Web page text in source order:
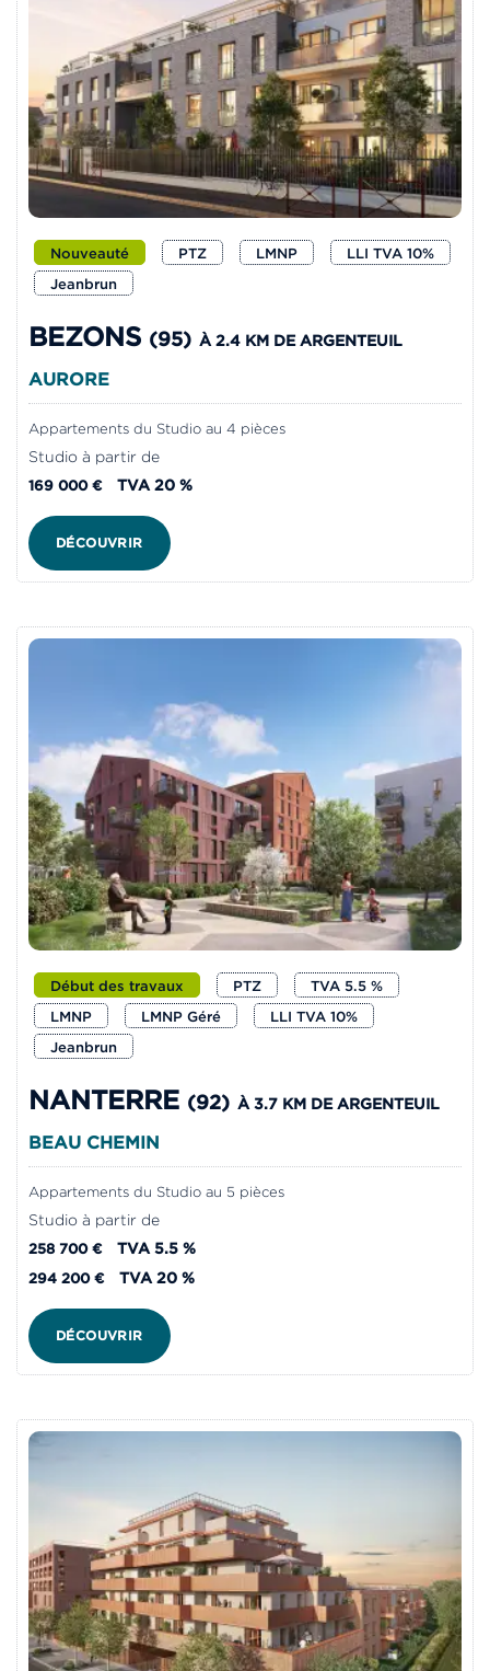
Nouveauté PTZ LMNP
LLI TVA 10%
Jeanbrun
BEZONS (95) À 2.4 KM DE ARGENTEUIL
AURORE
Appartements du Studio au 4 pièces
Studio à partir de
169 000 € TVA 20 %
DÉCOUVRIR
Début des travaux PTZ
TVA 5.5 %
LMNP
LMNP Géré
LLI TVA 10%
Jeanbrun
NANTERRE (92) À 3.7 KM DE ARGENTEUIL
BEAU CHEMIN
Appartements du Studio au 5 pièces
Studio à partir de
258 700 € TVA 5.5 %
294 200 € TVA 20 %
DÉCOUVRIR